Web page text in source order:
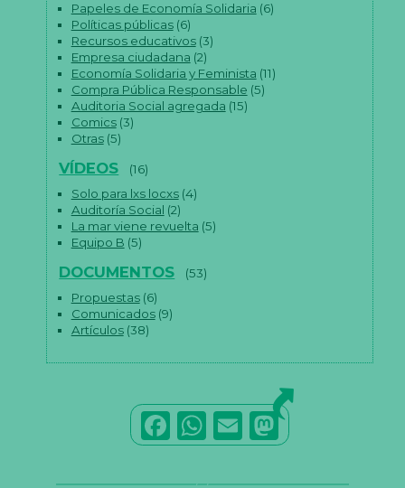
Papeles de Economía Solidaria (6)
Políticas públicas(6)
Recursos educativos(3)
Empresa ciudadana (2)
Economía Solidaria y Feminista (11)
Compra Pública Responsable (5)
Auditoria Social agregada (15)
Comics(3)
Otras(5)
VÍDEOS
(16)
Solo para lxs locxs(4)
Auditoría Social (2)
La mar viene revuelta (5)
Equipo B (5)
DOCUMENTOS
(53)
Propuestas(6)
Comunicados(9)
Artículos(38)
F
a
W
h
E
m
M
a